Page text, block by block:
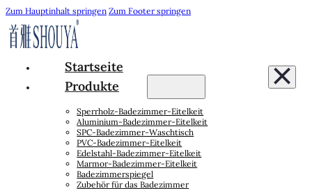
Zum Hauptinhalt springen Zum Footer springen
Startseite
Produkte
Sperrholz-Badezimmer-Eitelkeit
Aluminium-Badezimmer-Eitelkeit
SPC-Badezimmer-Waschtisch
PVC-Badezimmer-Eitelkeit
Edelstahl-Badezimmer-Eitelkeit
Marmor-Badezimmer-Eitelkeit
Badezimmerspiegel
Zubehör für das Badezimmer